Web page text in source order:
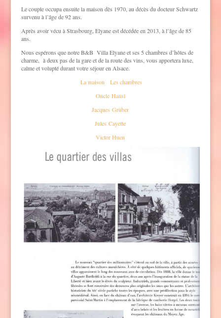
Le couple occupa ensuite la maison dès 1970, au décès du docteur Schwartz
survenu à l’âge de 92 ans.
Après avoir vécu à Strasbourg, Elyane est décédée en 2013, à l’âge de 85
ans.
Nous espérons que notre B&B Villa Elyane et ses 5 chambres d’hôtes de
charme, à deux pas de la gare et de la route des vins, vous apportera luxe,
calme et volupté durant votre séjour en Alsace.
La maison
Les chambres
Oncle Hansi
Jacques Grüber
Jules Cayette
Victor Huen